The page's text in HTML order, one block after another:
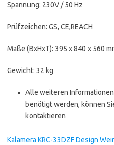
Spannung: 230V / 50 Hz
Prüfzeichen: GS, CE,REACH
Maße (BxHxT): 395 x 840 x 560
Gewicht: 32 kg
Alle weiteren
benötigt werden, können
kontaktieren
Kalamera KRC-33DZF Design